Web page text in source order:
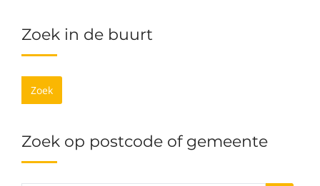
Zoek in de buurt
Zoek
Zoek op postcode of gemeente